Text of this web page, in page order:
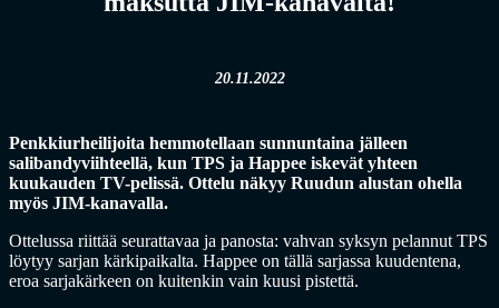
20.11.2022
Penkkiurheilijoita hemmotellaan sunnuntaina jälleen
salibandyviihteellä, kun TPS ja Happee iskevät yhteen
kuukauden TV-pelissä. Ottelu näkyy Ruudun alustan ohella
myös JIM-kanavalla.
Ottelussa riittää seurattavaa ja panosta: vahvan syksyn pelannut TPS
löytyy sarjan kärkipaikalta. Happee on tällä sarjassa kuudentena,
eroa sarjakärkeen on kuitenkin vain kuusi pistettä.